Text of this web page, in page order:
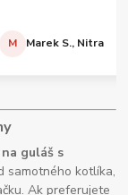
M Marek S., Nitra
guláš s
samotného kotlíka,
Ak preferujete